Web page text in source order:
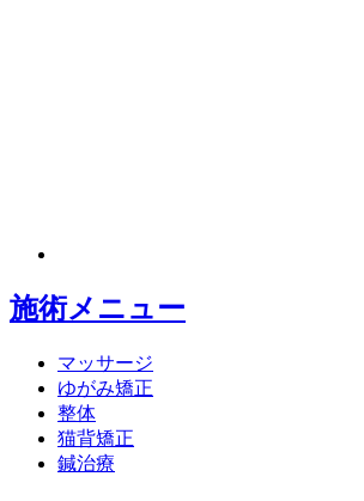
施術メニュー
マッサージ
ゆがみ矯正
整体
猫背矯正
鍼治療